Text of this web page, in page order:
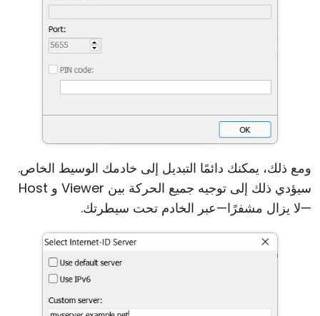
ومع ذلك، يمكنك دائمًا التبديل إلى خادمك الوسيط الخاص.
سيؤدي ذلك إلى توجيه جميع الحركة بين Viewer و Host
—لا يزال مشفرًا—عبر الخادم تحت سيطرتك.